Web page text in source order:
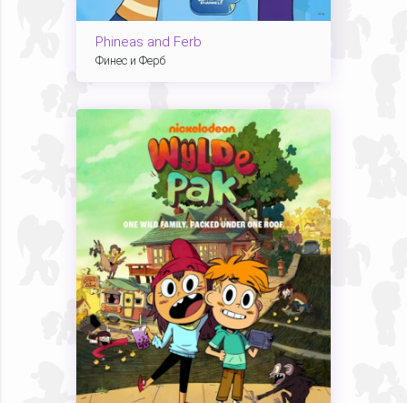
Phineas and Ferb
Финес и Ферб